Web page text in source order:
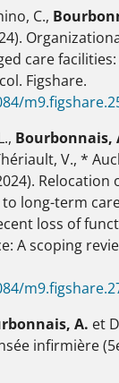
C.,
care
Figshare.
Bourbonnais,
V., *
Relocation
long-term
loss of
A scoping
A. et
infirmière